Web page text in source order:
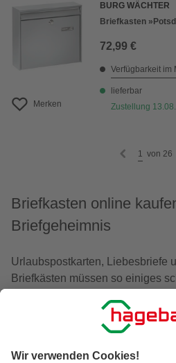
Merken
BURG WÄCHTER
Briefkasten
72,99 €
Verfügbarkeit im
lieferbar
Zustellung
1 von 26
Briefkasten online
Briefgeheimnis
Urlaubspostkarten, Liebesbriefe
Briefkästen müssen so einiges
unbefugtem Zugriff. Heutzutage
Briefkästen sondern auch